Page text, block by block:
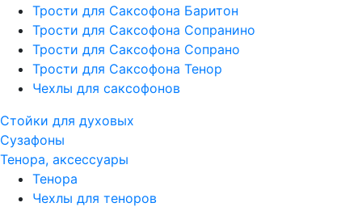
Трости для Саксофона Баритон
Трости для Саксофона Сопранино
Трости для Саксофона Сопрано
Трости для Саксофона Тенор
Чехлы для саксофонов
Стойки для духовых
Сузафоны
Тенора, аксессуары
Тенора
Чехлы для теноров